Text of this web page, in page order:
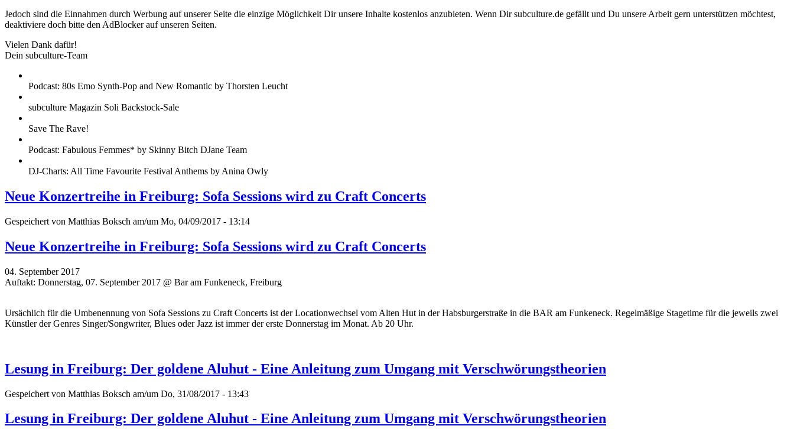
Jedoch sind die Einnahmen durch Werbung auf unserer Seite die einzige Möglichkeit Dir unsere Inhalte kostenlos anzubieten. Wenn Dir subculture.de gefällt und Du unsere Arbeit gern unterstützen möchtest,
deaktiviere doch bitte den AdBlocker auf unseren Seiten.
Vielen Dank dafür!
Dein subculture-Team
Podcast: 80s Emo Synth-Pop and New Romantic by Thorsten Leucht
subculture Magazin Soli Backstock-Sale
Save The Rave!
Podcast: Fabulous Femmes* by Skinny Bitch DJane Team
DJ-Charts: All Time Favourite Festival Anthems by Anina Owly
Neue Konzertreihe in Freiburg: Sofa Sessions wird zu Craft Concerts
Gespeichert von Matthias Boksch am/um Mo, 04/09/2017 - 13:14
Neue Konzertreihe in Freiburg: Sofa Sessions wird zu Craft Concerts
04. September 2017
Auftakt: Donnerstag, 07. September 2017 @ Bar am Funkeneck, Freiburg
Ursächlich für die Umbenennung von Sofa Sessions zu Craft Concerts ist der Locationwechsel vom Alten Hut in der Habsburgerstraße in die BAR am Funkeneck. Regelmäßige Stagetime für die jeweils zwei
Künstler der Genres Singer/Songwriter, Blues oder Jazz ist immer der erste Donnerstag im Monat. Ab 20 Uhr.
Lesung in Freiburg: Der goldene Aluhut - Eine Anleitung zum Umgang mit Verschwörungstheorien
Gespeichert von Matthias Boksch am/um Do, 31/08/2017 - 13:43
Lesung in Freiburg: Der goldene Aluhut - Eine Anleitung zum Umgang mit Verschwörungstheorien